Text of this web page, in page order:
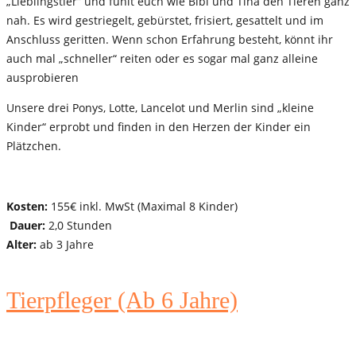
nah. Es wird gestriegelt, gebürstet, frisiert, gesattelt und im
Anschluss geritten. Wenn schon Erfahrung besteht, könnt ihr
auch mal „schneller“ reiten oder es sogar mal ganz alleine
ausprobieren
Unsere drei Ponys, Lotte, Lancelot und Merlin sind „kleine
Kinder“ erprobt und finden in den Herzen der Kinder ein
Plätzchen.
Kosten: 155€ inkl. MwSt (Maximal 8 Kinder)
Dauer: 2,0 Stunden
Alter: ab 3 Jahre
Tierpfleger (Ab 6 Jahre)